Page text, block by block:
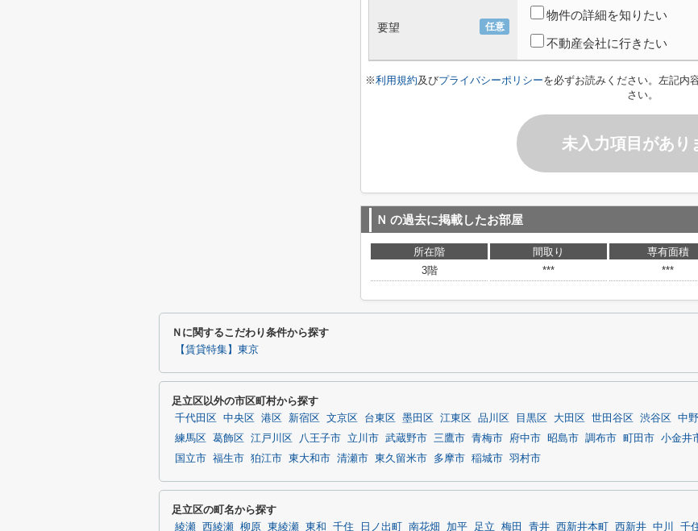
任意
要望
物件の詳細を知りたい
不動産会社に行きたい
※利用規約及びプライバシーポリシーを必ずお読みください。左記内
さい。
未入力項目があり
Ｎ の過去に掲載したお部屋
所在階 間取り 専有面積
3階
*** ***
Ｎに関するこだわり条件から探す
【賃貸特集】東京
足立区以外の市区町村から探す
千代田区 中央区 港区 新宿区 文京区 台東区 墨田区 江東区 品川区 目黒区 大田区 世田谷区 渋谷区 中
練馬区
葛飾区 江戸川区 八王子市 立川市 武蔵野市 三鷹市 青梅市 府中市 昭島市 調布市 町田市 小金井
国立市 福生市 狛江市 東大和市 清瀬市 東久留米市 多摩市 稲城市 羽村市
足立区の町名から探す
綾瀬 西綾瀬 柳原 東綾瀬 東和 千住 日ノ出町 南花畑 加平 足立 梅田 青井 西新井本町 西新井 中川 千